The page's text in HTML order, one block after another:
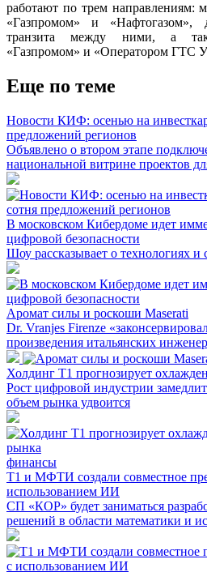
работают по трем направлениям:
«Газпромом» и «Нафтогазом»,
транзита между ними, а
«Газпромом» и «Оператором ГТС
Еще по теме
Новости КИФ: осенью на
предложений регионов
Объявлено о втором этапе
национальной витрине проектов
В московском Кибердоме идет
цифровой безопасности
Шоу рассказывает о технологиях и
Аромат силы и роскоши Maserati
Dr. Vranjes Firenze
произведения итальянских
Холдинг Т1 прогнозирует
Рост цифровой индустрии
объем рынка удвоится
финансы
Т1 и МФТИ создали совместное
использованием ИИ
СП «КОР» будет заниматься
решений в области математики и